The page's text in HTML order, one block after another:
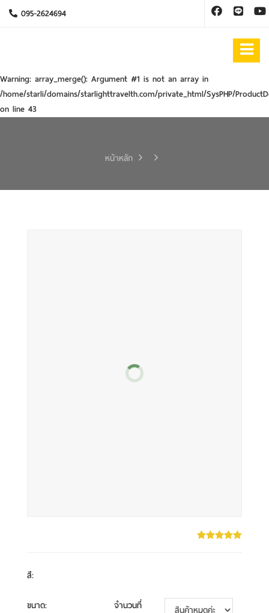
095-2624694
Warning: array_merge(): Argument #1 is not an array in
/home/starli/domains/starlighttravelth.com/private_html/SysPHP/
on line 43
หน้าหลัก
สี:
ขนาด:
จำนวนที่